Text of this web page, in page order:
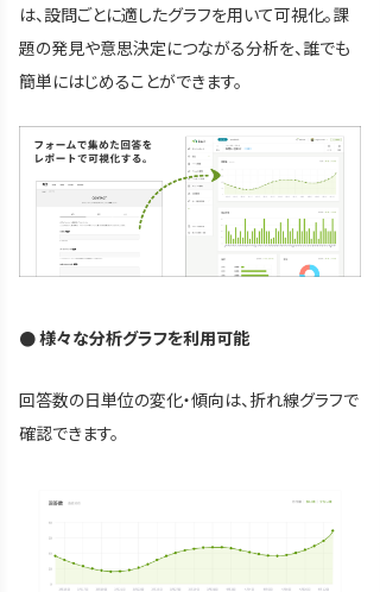
は、設問ごとに適したグラフを用いて可視化。課
題の発見や意思決定につながる分析を、誰でも
簡単にはじめることができます。
● 様々な分析グラフを利用可能
回答数の日単位の変化・傾向は、折れ線グラフで
確認できます。